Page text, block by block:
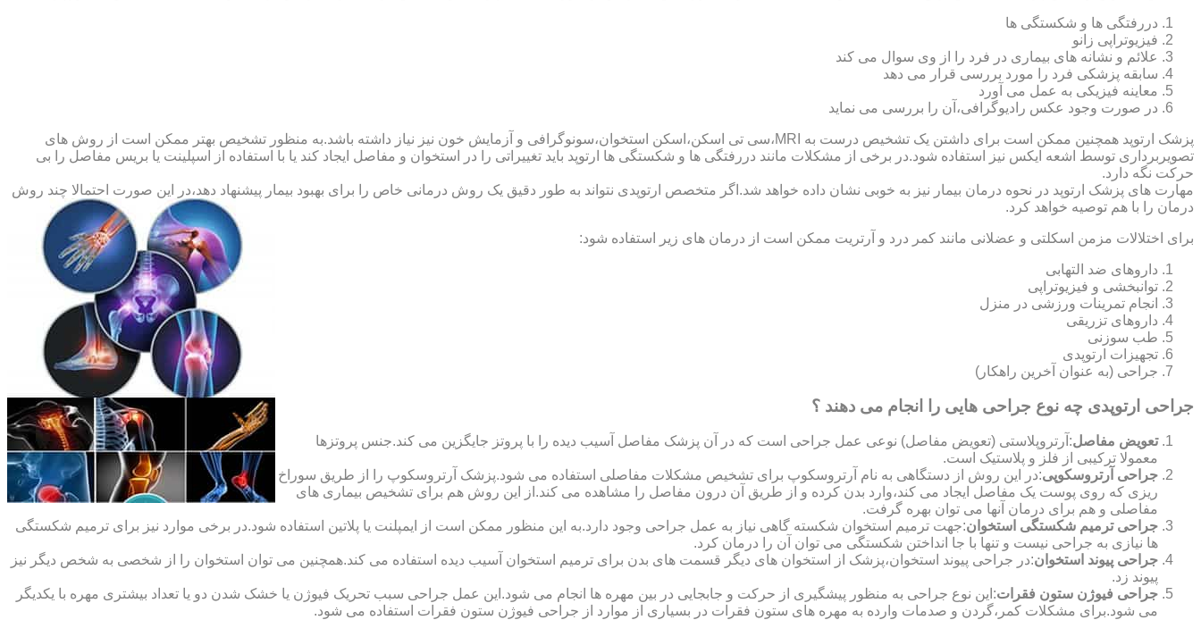
دررفتگی ها و شکستگی ها
فیزیوتراپی زانو
علائم و نشانه های بیماری در فرد را از وی سوال می کند
سابقه پزشکی فرد را مورد بررسی قرار می دهد
معاینه فیزیکی به عمل می آورد
در صورت وجود عکس رادیوگرافی،آن را بررسی می‎ نماید
پزشک ارتوپد همچنین ممکن است برای داشتن یک تشخیص درست به MRI،سی تی اسکن،اسکن استخوان،سونوگرافی و آزمایش خون نیز نیاز داشته باشد.به منظور تشخیص بهتر ممکن است از روش های
تصویربرداری توسط اشعه ایکس نیز استفاده شود.در برخی از مشکلات مانند دررفتگی ها و شکستگی ها ارتوپد باید تغییراتی را در استخوان و مفاصل ایجاد کند یا با استفاده از اسپلینت یا بریس مفاصل را بی
حرکت نگه دارد.
مهارت های پزشک ارتوپد در نحوه درمان بیمار نیز به خوبی نشان داده خواهد شد.اگر متخصص ارتوپدی نتواند به طور دقیق یک روش درمانی خاص را برای بهبود بیمار پیشنهاد دهد،در این صورت احتمالا چند روش
درمان را با هم توصیه خواهد کرد.
برای اختلالات مزمن اسکلتی و عضلانی مانند کمر درد و آرتریت ممکن است از درمان های زیر استفاده شود:
داروهای ضد التهابی
توانبخشی و فیزیوتراپی
انجام تمرینات ورزشی در منزل
داروهای تزریقی
طب سوزنی
تجهیزات ارتوپدی
جراحی (به عنوان آخرین راهکار)
جراحی ارتوپدی چه نوع جراحی هایی را انجام می دهند ؟
تعویض مفاصل:آرتروپلاستی (تعویض مفاصل) نوعی عمل جراحی است که در آن پزشک مفاصل آسیب دیده را با پروتز جایگزین می کند.جنس پروتزها
معمولا ترکیبی از فلز و پلاستیک است.
جراحی آرتروسکوپی:در این روش از دستگاهی به نام آرتروسکوپ برای تشخیص مشکلات مفاصلی استفاده می شود.پزشک آرتروسکوپ را از طریق سوراخ
ریزی که روی پوست یک مفاصل ایجاد می کند،وارد بدن کرده و از طریق آن درون مفاصل را مشاهده می کند.از این روش هم برای تشخیص بیماری های
مفاصلی و هم برای درمان آنها می توان بهره گرفت.
جراحی ترمیم شکستگی استخوان:جهت ترمیم استخوان شکسته گاهی نیاز به عمل جراحی وجود دارد.به این منظور ممکن است از ایمپلنت یا پلاتین استفاده شود.در برخی موارد نیز برای ترمیم شکستگی
ها نیازی به جراحی نیست و تنها با جا انداختن شکستگی می توان آن را درمان کرد.
جراحی پیوند استخوان:در جراحی پیوند استخوان،پزشک از استخوان های دیگر قسمت های بدن برای ترمیم استخوان آسیب دیده استفاده می کند.همچنین می توان استخوان را از شخصی به شخص دیگر نیز
پیوند زد.
جراحی فیوژن ستون فقرات:این نوع جراحی به منظور پیشگیری از حرکت و جابجایی در بین مهره ها انجام می شود.این عمل جراحی سبب تحریک فیوژن یا خشک شدن دو یا تعداد بیشتری مهره با یکدیگر
می شود.برای مشکلات کمر،گردن و صدمات وارده به مهره های ستون فقرات در بسیاری از موارد از جراحی فیوژن ستون فقرات استفاده می شود.